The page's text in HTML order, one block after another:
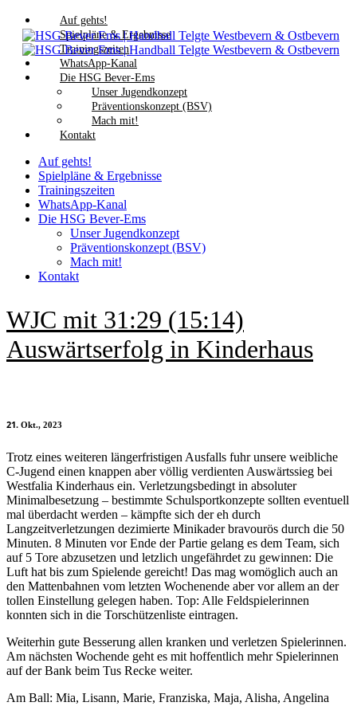
Auf gehts!
Spielpläne & Ergebnisse
Trainingszeiten
WhatsApp-Kanal
Die HSG Bever-Ems
Unser Jugendkonzept
Präventionskonzept (BSV)
Mach mit!
Kontakt
Auf gehts!
Spielpläne & Ergebnisse
Trainingszeiten
WhatsApp-Kanal
Die HSG Bever-Ems
Unser Jugendkonzept
Präventionskonzept (BSV)
Mach mit!
Kontakt
WJC mit 31:29 (15:14)
Auswärtserfolg in Kinderhaus
21 Okt., 2023
Trotz eines weiteren längerfristigen Ausfalls fuhr unsere weibliche
C-Jugend einen knappen aber völlig verdienten Auswärtssieg bei
Westfalia Kinderhaus ein. Verletzungsbedingt in absoluter
Minimalbesetzung – bestimmte Schulsportkonzepte sollten eventuell
mal überdacht werden – kämpfte sich der eh durch
Langzeitverletzungen dezimierte Minikader bravourös durch die 50
Minuten. 8 Minuten vor Ende der Partie gelang es dem Team, sich
auf 5 Tore abzusetzen und letzlich ungefährdet zu gewinnen: Die
Luft hat bis zum Spielende gereicht! Das mag womöglich auch an
den Mattenbahnen vom letzten Wochenende aber vor allem an der
tollen Einstellung gelegen haben. Top: Alle Feldspielerinnen
konnten sich in die Torschützenliste eintragen.
Weiterhin gute Besserung allen kranken und verletzen Spielerinnen.
Am nächsten Wochende geht es mit hoffentlich mehr Spielerinnen
auf der Bank beim Tus Recke weiter.
Am Ball: Mia, Lisann, Marie, Franziska, Maja, Alisha, Angelina